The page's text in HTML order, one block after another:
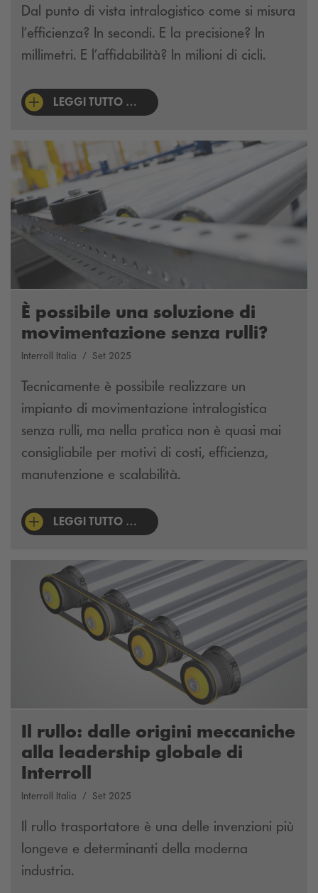
Dal punto di vista intralogistico come si misura
l’efficienza? In secondi. E la precisione? In
millimetri. E l’affidabilità? In milioni di cicli.
LEGGI TUTTO …
È possibile una soluzione di
movimentazione senza rulli?
Interroll Italia Set 2025
Tecnicamente è possibile realizzare un
impianto di movimentazione intralogistica
senza rulli, ma nella pratica non è quasi mai
consigliabile per motivi di costi, efficienza,
manutenzione e scalabilità.
LEGGI TUTTO …
Il rullo: dalle origini meccaniche
alla leadership globale di
Interroll
Interroll Italia Set 2025
Il rullo trasportatore è una delle invenzioni più
longeve e determinanti della moderna
industria.